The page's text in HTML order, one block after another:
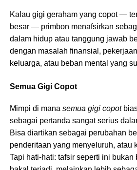
Kalau gigi geraham yang copot —
besar — primbon menafsirkan
dalam hidup atau tanggung jawab
dengan masalah finansial,
keluarga, atau beban mental yang
Semua Gigi Copot
Mimpi di mana semua gigi copot
sebagai pertanda sangat serius
Bisa diartikan sebagai perubahan
penderitaan yang menyeluruh, atau
Tapi hati-hati: tafsir seperti ini bukan